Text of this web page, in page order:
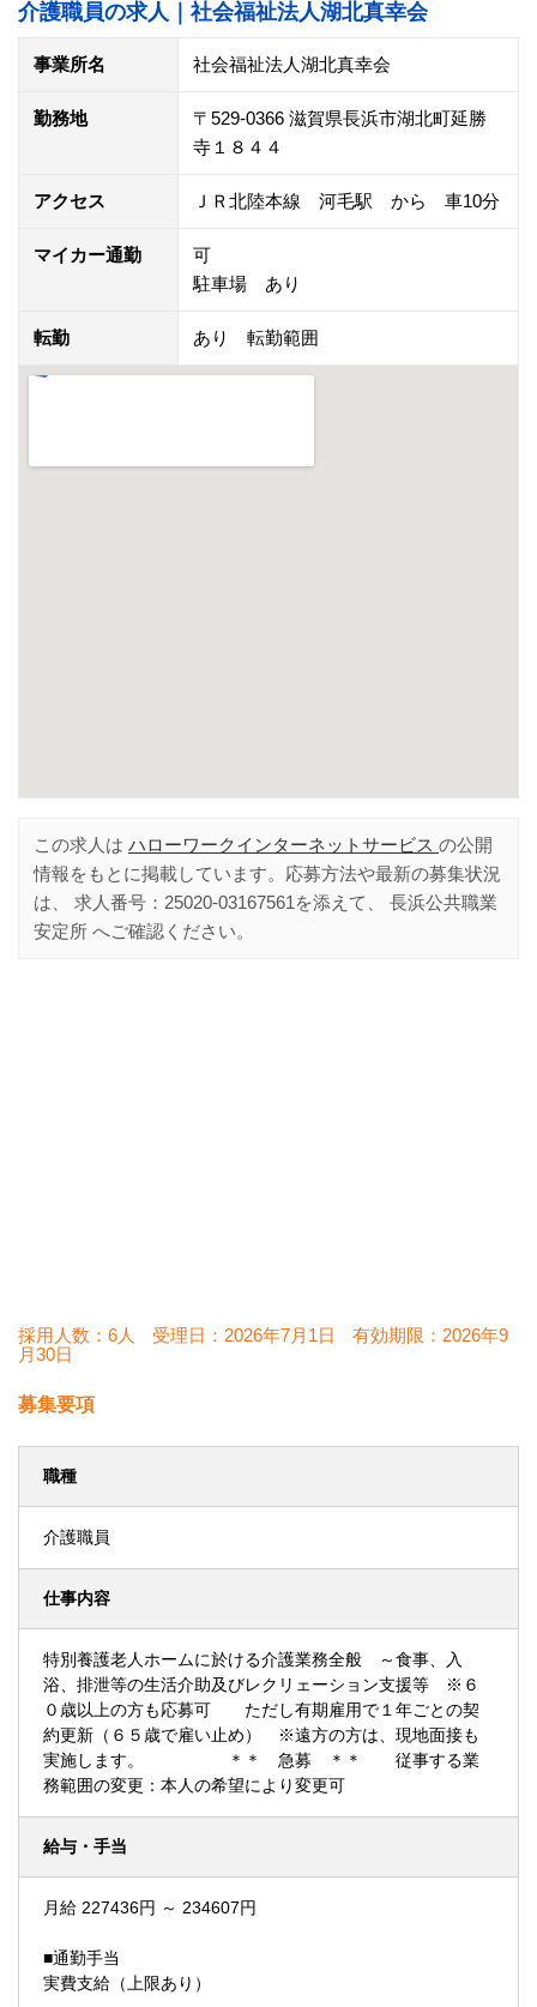
介護職員の求人｜社会福祉法人湖北真幸会
事業所名 社会福祉法人湖北真幸会
勤務地
〒529-0366 滋賀県長浜市湖北町延勝
寺１８４４
アクセス ＪＲ北陸本線 河毛駅 から 車10分
マイカー通勤
可
駐車場 あり
転勤 あり 転勤範囲
この求人は ハローワークインターネットサービス の公開
情報をもとに掲載しています。応募方法や最新の募集状況
は、 求人番号： 25020-03167561 を添えて、 長浜公共職業
安定所 へご確認ください。
採用人数：6人 受理日： 2026年7月1日 有効期限： 2026年9
月30日
募集要項
職種
介護職員
仕事内容
特別養護老人ホームに於ける介護業務全般 ～食事、入
浴、排泄等の生活介助及びレクリェーション支援等 ※６
０歳以上の方も応募可 ただし有期雇用で１年ごとの契
約更新（６５歳で雇い止め） ※遠方の方は、現地面接も
実施します。 ＊＊ 急募 ＊＊ 従事する業
務範囲の変更：本人の希望により変更可
給与・手当
月給 227436円 ～ 234607円
■通勤手当
実費支給（上限あり）